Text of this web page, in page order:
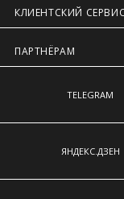
КЛИЕНТСКИЙ СЕРВИС
ПАРТНЁРАМ
TELEGRAM
ЯНДЕКС.ДЗЕН